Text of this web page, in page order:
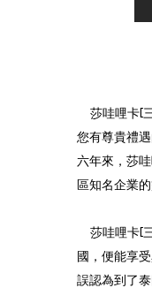
莎哇哩卡[
您有尊貴禮
六年來，莎
區知名企業
莎哇哩卡[
國，便能享
誤認為到了